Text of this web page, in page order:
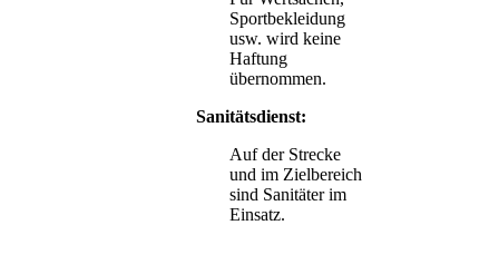
Sportbekleidung
usw. wird keine
Haftung
übernommen.
Sanitätsdienst:
Auf der Strecke
und im Zielbereich
sind Sanitäter im
Einsatz.